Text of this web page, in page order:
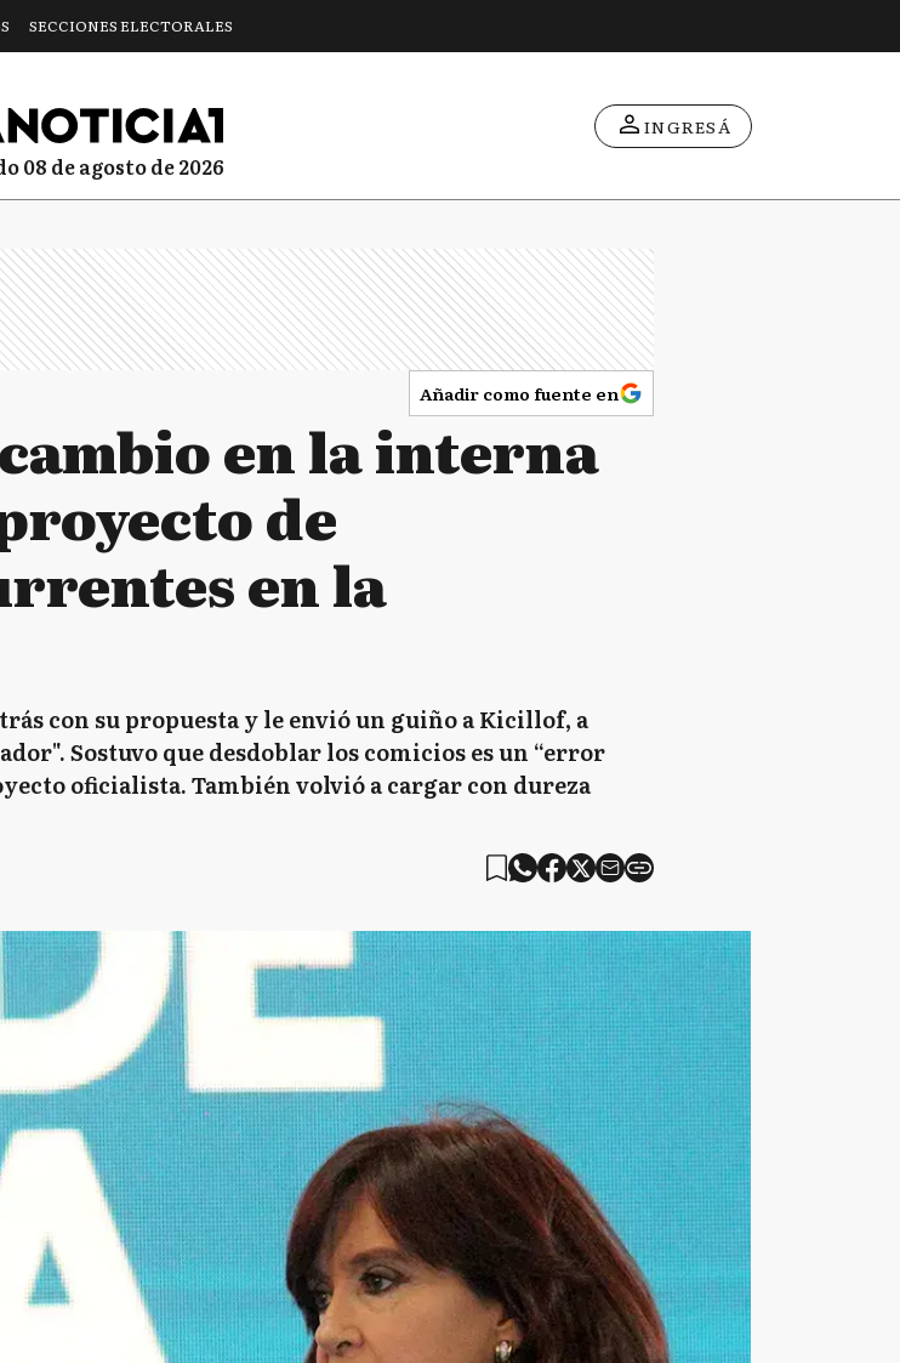
SECCIONES ELECTORALES
08 de agosto de 2026
INGRESÁ
Añadir como fuente en
en la interna
de
en la
con su propuesta y le envió un guiño a Kicillof, a
Sostuvo que desdoblar los comicios es un “error
oficialista. También volvió a cargar con dureza